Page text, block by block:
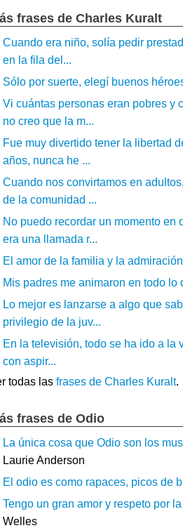
frases de Charles Kuralt
Cuando era niño, solía pedir
en la fila del...
Sólo por suerte, elegí buenos
Vi cuántas personas eran pobres y
no creo que la m...
Fue muy divertido tener la libertad
años, nunca he ...
Cuando nos convirtamos en
de la comunidad ...
No puedo recordar un momento
era una llamada r...
El amor de la familia y la
Mis padres me animaron en todo lo
Lo mejor es lanzarse a algo que
privilegio de la juv...
En la televisión, todo se ha ido a la
con aspir...
todas las frases de Charles Kuralt.
frases de Odio
La única cosa que Odio son los
Laurie Anderson
El odio es como rapaces, picos de
Tengo un gran amor y respeto por
Welles